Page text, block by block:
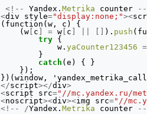
<!-- Yandex .Metrika counter
--
<div style="display:none;"><
( function (w , c )
{
(w c = w c ). push (
try {
w .yaCounter123456 =
}
catch (e ) {
}
});
})(window , '
</script></div>
<script src="//mc.yandex.ru/
<noscript><div><img src="//
<!--
/Yandex .Metrika counter --